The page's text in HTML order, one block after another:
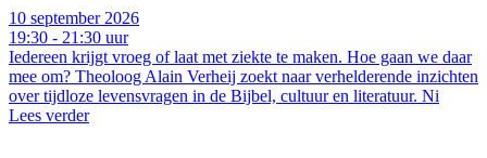
10 september 2026
19:30 - 21:30 uur
Iedereen krijgt vroeg of laat met ziekte te maken. Hoe gaan we daar
mee om? Theoloog Alain Verheij zoekt naar verhelderende inzichten
over tijdloze levensvragen in de Bijbel, cultuur en literatuur. Ni
Lees verder